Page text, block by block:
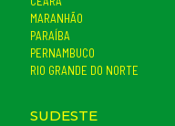
MARANHÃO
PARAÍBA
PERNAMBUCO
RIO GRANDE DO NORTE
SUDESTE